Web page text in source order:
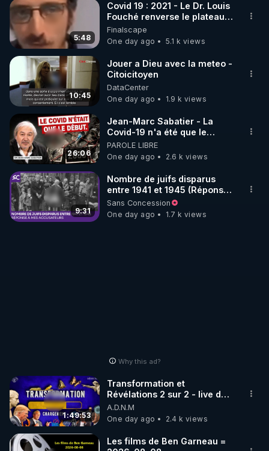
5:48
Covid 19 : 2021 - Le Dr. Louis
Fouché renverse le plateau
de CNews !
Finalscape
One day ago
5.1 k views
10:45
Jouer a Dieu avec la meteo -
Citoicitoyen
DataCenter
One day ago
1.9 k views
26:06
Jean-Marc Sabatier - La
Covid-19 n'a été que le
début - L'ARNm & l'ARNm-aa
jusqu où auront-t-il ?
PAROLE LIBRE
One day ago
2.6 k views
9:31
Nombre de juifs disparus
entre 1941 et 1945 (Réponse
à mes accusateurs)
Sans Concession
One day ago
1.7 k views
Why this ad?
1:49:53
Transformation et
Révélations 2 sur 2 - live du
07/08/26
A.D.N.M
One day ago
2.4 k views
Les films de Ben Garneau =